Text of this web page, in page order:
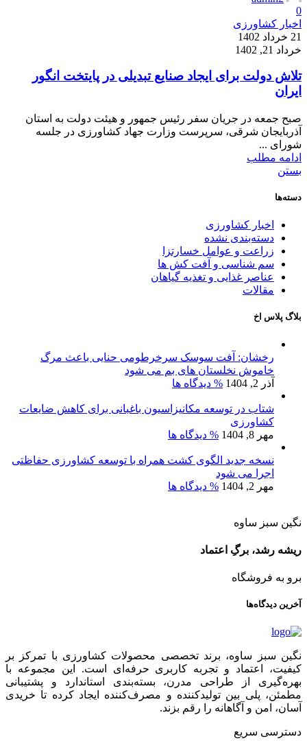
0
اخبار کشاورزی
21 خرداد 1402
خرداد 21, 1402
تلاش دولت برای ایجاد صنایع تبدیلی در پایتخت انگور
ایران
صبح جمعه در جریان سفر رئیس جمهور و هیئت دولت به استان
آذربایجان شرقی، سرپرست وزارت جهاد کشاورزی در جلسه
شورای ...
ادامه مطلب
بستن
دسته‌ها
اخبار کشاورزی
دسته‌بندی نشده
زراعت و عوامل خسارتزا
سم شناسی و آفت کش ها
عناصر غذایی و تغذیه گیاهان
مقالات
بلاگ پلاس اخ
رخشان: آفت سوسک سرخرطومی حنایی باعث مرگ
خاموش نخلستان های بم می شود
آذر 2, 1404
% دیدگاه ها
شتاب در توسعه مکانیزاسیون باغبانی برای کاهش ضایعات
کشاورزی
مهر 8, 1404
% دیدگاه ها
نسخه جدید الگوی کشت همراه با توسعه کشاورزی حفاظتی
اجرا می شود
مهر 2, 1404
% دیدگاه ها
نگین سبز ساوه
ریشه رشد، برگِ اعتماد
برو به فروشگاه
آخرین دیدگاه‌ها
نگین سبز ساوه، برند تخصصی محصولات کشاورزی با تمرکز بر
کیفیت، اعتماد و تجربه کاربری حرفه‌ای است. این مجموعه با
بهره‌گیری از طراحی مدرن، بسته‌بندی استاندارد و پشتیبانی
مطمئن، پلی بین تولیدکننده و مصرف‌کننده ایجاد کرده تا خریدی
آسان، امن و آگاهانه را رقم بزند.
دسترسی سریع